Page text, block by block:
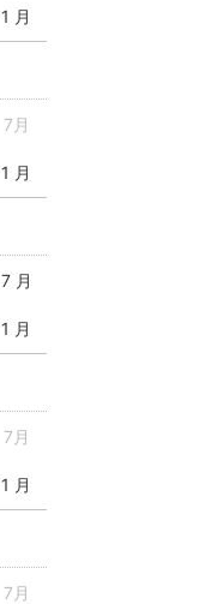
1 月
7月
1 月
7 月
1 月
7月
1 月
7月